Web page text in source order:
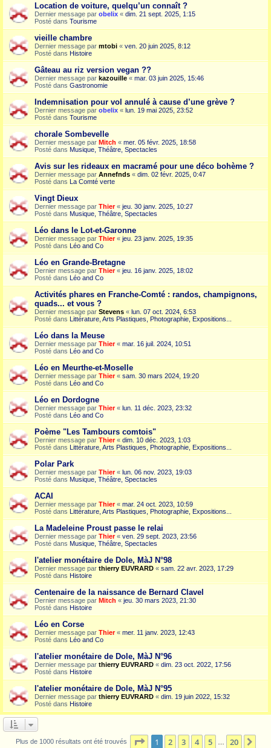
Location de voiture, quelqu’un connaît ?
Dernier message par obelix « dim. 21 sept. 2025, 1:15
Posté dans Tourisme
vieille chambre
Dernier message par mtobi « ven. 20 juin 2025, 8:12
Posté dans Histoire
Gâteau au riz version vegan ??
Dernier message par kazouille « mar. 03 juin 2025, 15:46
Posté dans Gastronomie
Indemnisation pour vol annulé à cause d’une grève ?
Dernier message par obelix « lun. 19 mai 2025, 23:52
Posté dans Tourisme
chorale Sombevelle
Dernier message par Mitch « mer. 05 févr. 2025, 18:58
Posté dans Musique, Théâtre, Spectacles
Avis sur les rideaux en macramé pour une déco bohème ?
Dernier message par Annefnds « dim. 02 févr. 2025, 0:47
Posté dans La Comté verte
Vingt Dieux
Dernier message par Thier« jeu. 30 janv. 2025, 10:27
Posté dans Musique, Théâtre, Spectacles
Léo dans le Lot-et-Garonne
Dernier message par Thier« jeu. 23 janv. 2025, 19:35
Posté dans Léo and Co
Léo en Grande-Bretagne
Dernier message par Thier« jeu. 16 janv. 2025, 18:02
Posté dans Léo and Co
Activités phares en Franche-Comté : randos, champignons,
quads... et vous ?
Dernier message par Stevens « lun. 07 oct. 2024, 6:53
Posté dans Littérature, Arts Plastiques, Photographie, Expositions...
Léo dans la Meuse
Dernier message par Thier« mar. 16 juil. 2024, 10:51
Posté dans Léo and Co
Léo en Meurthe-et-Moselle
Dernier message par Thier« sam. 30 mars 2024, 19:20
Posté dans Léo and Co
Léo en Dordogne
Dernier message par Thier« lun. 11 déc. 2023, 23:32
Posté dans Léo and Co
Poème "Les Tambours comtois"
Dernier message par Thier« dim. 10 déc. 2023, 1:03
Posté dans Littérature, Arts Plastiques, Photographie, Expositions...
Polar Park
Dernier message par Thier« lun. 06 nov. 2023, 19:03
Posté dans Musique, Théâtre, Spectacles
ACAI
Dernier message par Thier« mar. 24 oct. 2023, 10:59
Posté dans Littérature, Arts Plastiques, Photographie, Expositions...
La Madeleine Proust passe le relai
Dernier message par Thier« ven. 29 sept. 2023, 23:56
Posté dans Musique, Théâtre, Spectacles
l'atelier monétaire de Dole, MàJ N°98
Dernier message par thierry EUVRARD « sam. 22 avr. 2023, 17:29
Posté dans Histoire
Centenaire de la naissance de Bernard Clavel
Dernier message par Mitch « jeu. 30 mars 2023, 21:30
Posté dans Histoire
Léo en Corse
Dernier message par Thier« mer. 11 janv. 2023, 12:43
Posté dans Léo and Co
l'atelier monétaire de Dole, MàJ N°96
Dernier message par thierry EUVRARD « dim. 23 oct. 2022, 17:56
Posté dans Histoire
l'atelier monétaire de Dole, MàJ N°95
Dernier message par thierry EUVRARD « dim. 19 juin 2022, 15:32
Posté dans Histoire
Plus de 1000 résultats ont été trouvés Page 1sur20
1 2 3 4 5 20